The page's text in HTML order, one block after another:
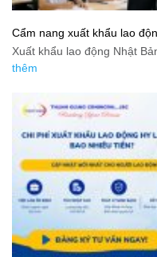
Cẩm nang xuất khẩu lao
Xuất khẩu lao động Nhật
thêm